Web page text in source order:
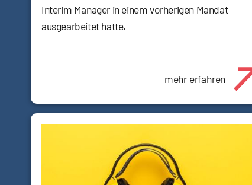
Interim Manager in einem vorherigen Mandat
ausgearbeitet hatte.
mehr erfahren